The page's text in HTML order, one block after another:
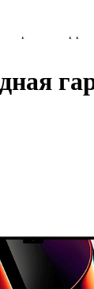
гарантія Apple